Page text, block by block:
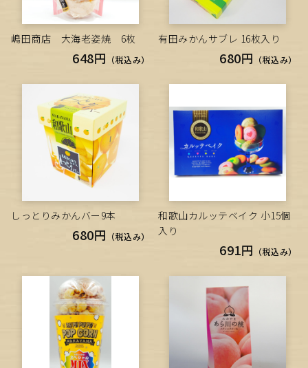
嶋田商店 大海老姿焼 6枚
648円 （税込み）
有田みかんサブレ 16枚入り
680円 （税込み）
しっとりみかんバー9本
680円 （税込み）
和歌山カルッテベイク 小15個
入り
691円 （税込み）